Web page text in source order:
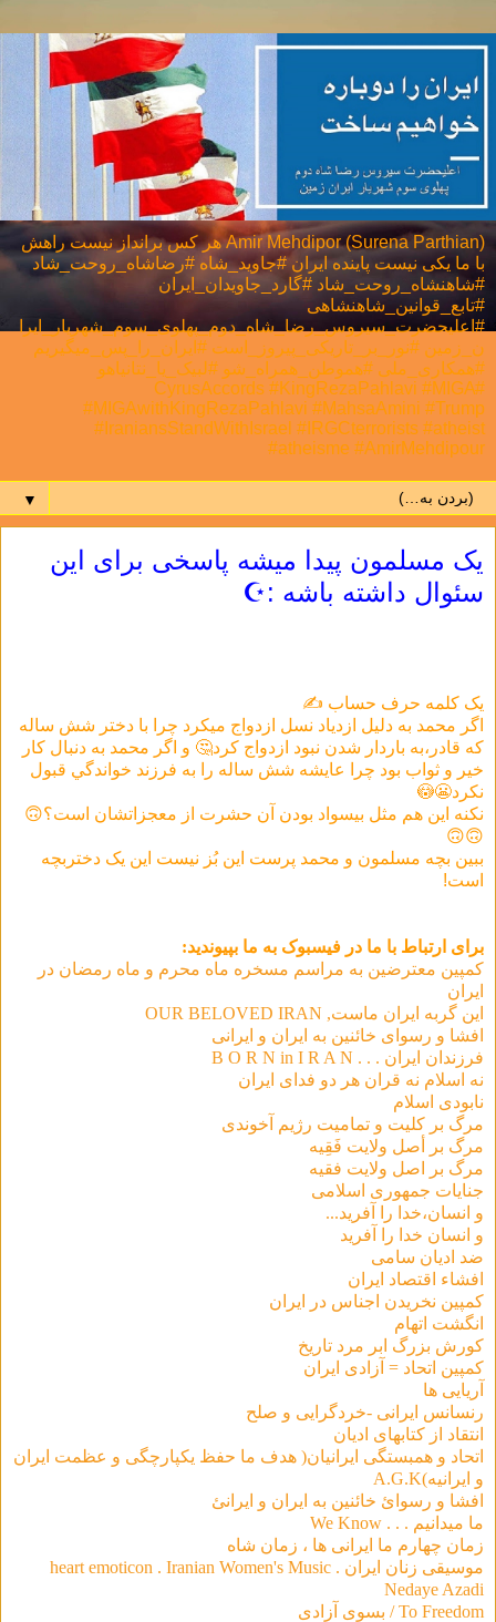
Amir Mehdipor (Surena Parthian) هر كس برانداز نيست راهش
با ما يكی نيست پاینده ایران #جاوید_شاه #رضاشاه_روحت_شاد
#شاهنشاه_روحت_شاد #گارد_جاویدان_ایران
#تابع_قوانین_شاهنشاهی
#اعلیحضرت_سیروس_رضا_شاه_دوم_پهلوی_سوم_شهریار_ایرا
ن_زمین #نور_بر_تاریکی_پیروز_است #ایران_را_پس_میگیریم
#همکاری_ملی⁩ #هموطن_همراه_شو #لبیک_یا_نتانیاهو
#CyrusAccords #KingRezaPahlavi #MIGA
#MIGAwithKingRezaPahlavi #MahsaAmini #Trump
#IraniansStandWithIsrael #IRGCterrorists #atheist
#atheisme #AmirMehdipour
▼
یک مسلمون پیدا میشه پاسخی برای این
سئوال داشته باشه :☪️
یک کلمه حرف حساب ✍️
اگر محمد به دلیل ازدیاد نسل ازدواج میکرد چرا با دختر شش ساله
که قادر،به باردار شدن نبود ازدواج کرد🤔 و اگر محمد به دنبال کار
خیر و ثواب بود چرا عایشه شش ساله را به فرزند خواندگي قبول
نکرد😬😳
نکنه این هم مثل بیسواد بودن آن حشرت از معجزاتشان است؟🙃
🙃🙃
ببین بچه مسلمون و محمد پرست این بُز نیست این یک دختربچه
است!
برای ارتباط با ما در فيسبوک به ما بپيونديد:
کمپین معترضین به مراسم مسخره ماه محرم و ماه رمضان در
ایران
این گربه ایران ماست, OUR BELOVED IRAN
افشا و رسوای خائنين به ايران و ايرانی
فرزندان ايران . . . B O R N in I R A N
نه اسلام نه قران هر دو فداى ايران
نابودی اسلام
مرگ بر کلیت و تمامیت رژیم آخوندی
مرگ بر أصل ولايت فَقِيه
مرگ بر اصل ولایت فقیه
جنایات جمهوری اسلامی
و انسان،خدا را آفرید...
و انسان خدا را آفرید
ضد ادیان سامی
افشاء اقتصاد ایران
کمپین نخریدن اجناس در ایران
انگشت اتهام
كورش بزرگ ابر مرد تاريخ
کمپین اتحاد = آزادی ایران
آریایی ها
رنسانس ایرانی -خردگرایی و صلح
انتقاد از کتابهای ادیان
اتحاد و همبستگی ایرانیان( هدف ما حفظ یکپارچگی و عظمت ایران
و ایرانیه)A.G.K
افشا و رسوائ خائنين به ايران و ايرانئ
ما ميدانيم . . . We Know
زمان چهارم ما ايرانى ها ، زمان شاه
موسیقی‌ زنان ایران . heart emoticon . Iranian Women's Music
Nedaye Azadi
To Freedom / بسوی آزادی